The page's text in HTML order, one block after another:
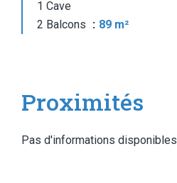
1 Cave
2 Balcons
89 m²
Proximités
Pas d'informations disponibles